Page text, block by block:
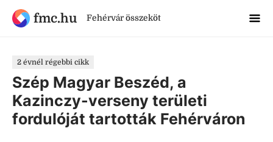
fmc.hu Fehérvár összeköt
2 évnél régebbi cikk
Szép Magyar Beszéd, a
Kazinczy-verseny területi
fordulóját tartották Fehérváron